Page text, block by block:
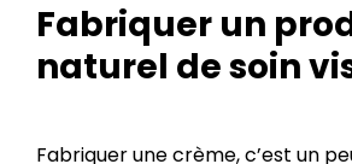
Fabriquer un
naturel de soin
Fabriquer une crème, c’est un